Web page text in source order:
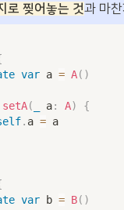
로 찢어놓는 것과 마찬
var a = A( )
setA( a: A)
{
. a = a
var b = B( )